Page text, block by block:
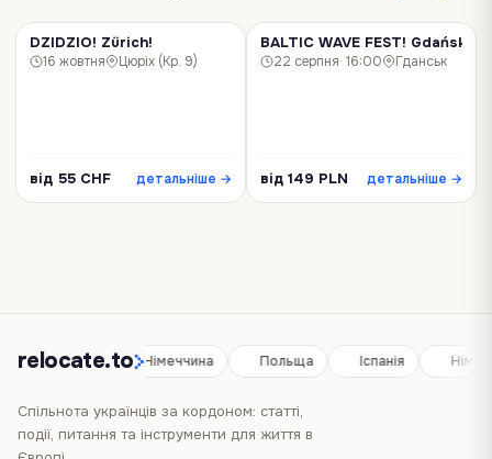
КОНЦЕРТDZIDZIO! Zürich!
16 жовтня Цюріх (Кр. 9)
від 55 CHF детальніше →
КОНЦЕРТ
BALTIC WAVE FEST! Gdańsk!
22 серпня· 16:00 Гданськ
від 149 PLN детальніше →
relocate.to
Іспанія Німеччина Польща Іспанія
Спільнота українців за кордоном: статті,
події, питання та інструменти для життя в